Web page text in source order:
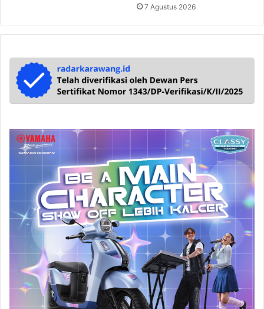
7 Agustus 2026